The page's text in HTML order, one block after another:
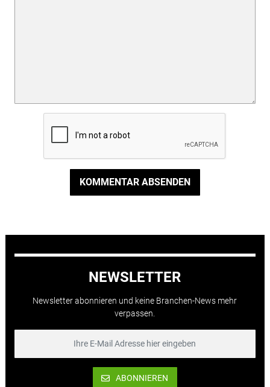
KOMMENTAR ABSENDEN
NEWSLETTER
Newsletter abonnieren und keine Branchen-News mehr
verpassen.
ABONNIEREN